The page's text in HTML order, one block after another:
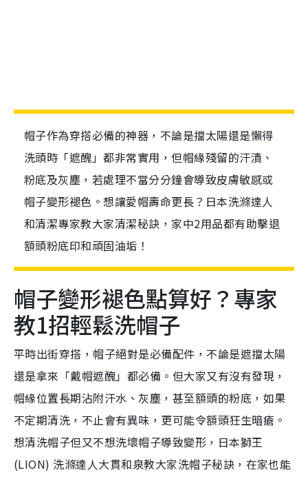
帽子作為穿搭必備的神器，不論是擋太陽還是懶得
洗頭時「遮醜」都非常實用，但帽緣殘留的汗漬、
粉底及灰塵，若處理不當分分鐘會導致皮膚敏感或
帽子變形褪色。想讓愛帽壽命更長？日本洗滌達人
和清潔專家教大家清潔秘訣，家中2用品都有助擊退
額頭粉底印和頑固油垢！
帽子變形褪色點算好？專家
教1招輕鬆洗帽子
平時出街穿搭，帽子絕對是必備配件，不論是遮擋太陽
還是拿來「戴帽遮醜」都必備。但大家又有沒有發現，
帽緣位置長期沾附汗水、灰塵，甚至額頭的粉底，如果
不定期清洗，不止會有異味，更可能令額頭狂生暗瘡。
想清洗帽子但又不想洗壞帽子導致變形，日本獅王
(LION) 洗滌達人大貫和泉教大家洗帽子秘訣，在家也能